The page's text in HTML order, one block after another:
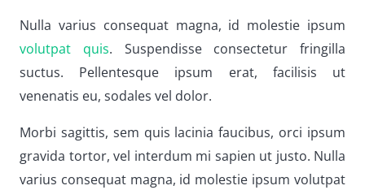
Nulla varius consequat magna, id molestie ipsum
volutpat quis. Suspendisse consectetur fringilla
suctus. Pellentesque ipsum erat, facilisis ut
venenatis eu, sodales vel dolor.
Morbi sagittis, sem quis lacinia faucibus, orci ipsum
gravida tortor, vel interdum mi sapien ut justo. Nulla
varius consequat magna, id molestie ipsum volutpat